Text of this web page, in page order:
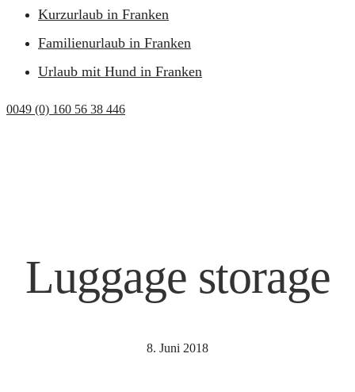
Kurzurlaub in Franken
Familienurlaub in Franken
Urlaub mit Hund in Franken
0049 (0) 160 56 38 446
Luggage storage
8. Juni 2018